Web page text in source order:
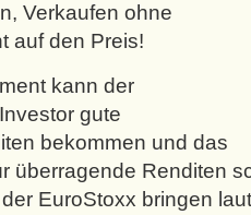
Verkaufen ohne
auf den Preis!
kann der
gute
bekommen und das
überragende Renditen
EuroStoxx bringen